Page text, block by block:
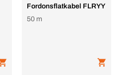
Fordonsflatkabel FLRYY
50 m